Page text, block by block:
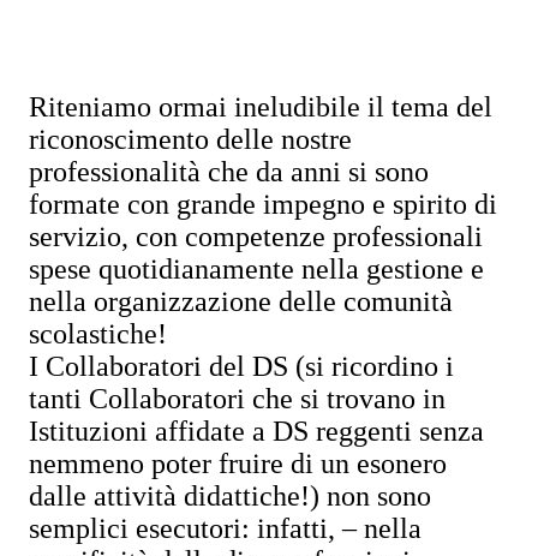
Riteniamo ormai ineludibile il tema del
riconoscimento delle nostre
professionalità che da anni si sono
formate con grande impegno e spirito di
servizio, con competenze professionali
spese quotidianamente nella gestione e
nella organizzazione delle comunità
scolastiche!
I Collaboratori del DS (si ricordino i
tanti Collaboratori che si trovano in
Istituzioni affidate a DS reggenti senza
nemmeno poter fruire di un esonero
dalle attività didattiche!) non sono
semplici esecutori: infatti, – nella